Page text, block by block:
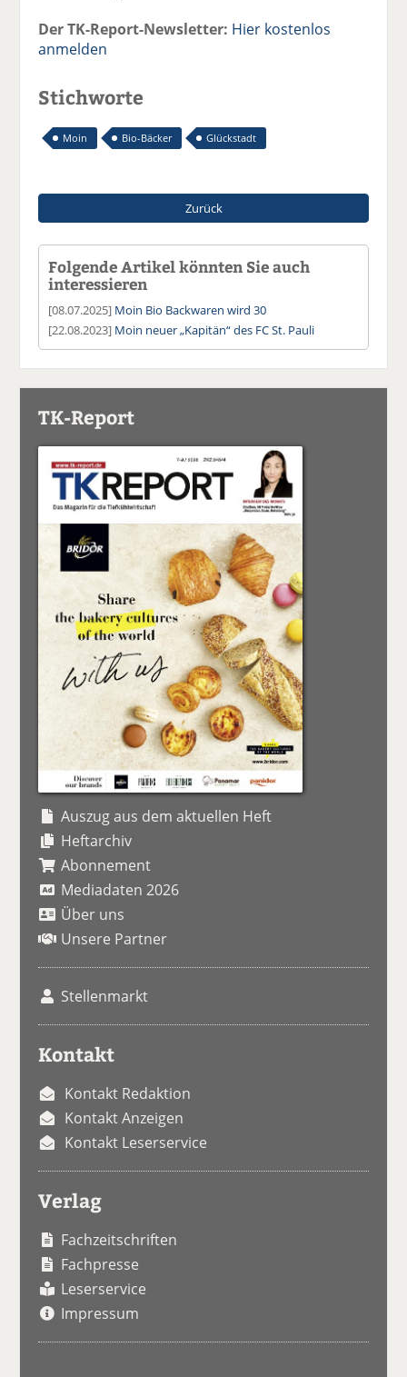
Der TK-Report-Newsletter: Hier kostenlos
anmelden
Stichworte
Moin Bio-Bäcker Glückstadt
Zurück
Folgende Artikel könnten Sie auch
interessieren
[08.07.2025] Moin Bio Backwaren wird 30
[22.08.2023] Moin neuer „Kapitän“ des FC St. Pauli
TK-Report
Auszug aus dem aktuellen Heft
Heftarchiv
Abonnement
Mediadaten 2026
Über uns
Unsere Partner
Stellenmarkt
Kontakt
Kontakt Redaktion
Kontakt Anzeigen
Kontakt Leserservice
Verlag
Fachzeitschriften
Fachpresse
Leserservice
Impressum